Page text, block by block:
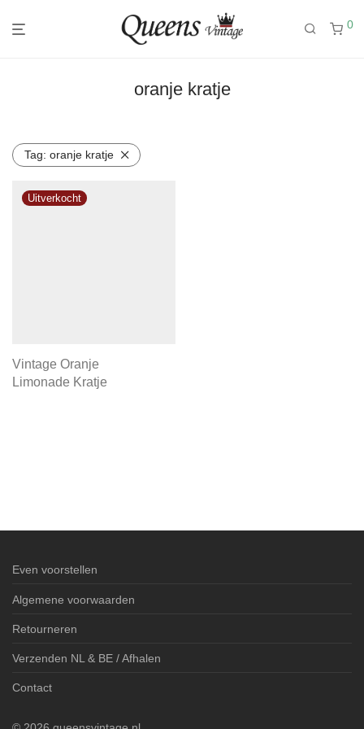
0
oranje kratje
Tag: oranje kratje
Vintage Oranje
Limonade Kratje
Even voorstellen
Algemene voorwaarden
Retourneren
Verzenden NL & BE / Afhalen
Contact